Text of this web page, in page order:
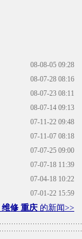
08-08-05 09:28
08-07-28 08:16
08-07-23 08:11
08-07-14 09:13
07-11-22 09:48
07-11-07 08:18
07-07-25 09:00
07-07-18 11:39
07-04-18 10:22
07-01-22 15:59
维修 重庆 的新闻>>